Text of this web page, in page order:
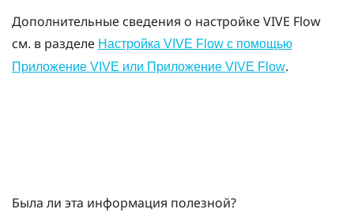
Дополнительные сведения о настройке VIVE Flow
см. в разделе Настройка VIVE Flow с помощью
Приложение VIVE или Приложение VIVE Flow.
Была ли эта информация полезной?